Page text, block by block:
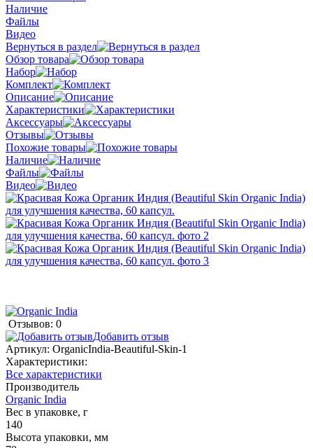
Наличие
Файлы
Видео
Вернуться в раздел
Обзор товара
Набор
Комплект
Описание
Характеристики
Аксессуары
Отзывы
Похожие товары
Наличие
Файлы
Видео
Отзывов: 0
Добавить отзыв
Артикул: OrganicIndia-Beautiful-Skin-1
Характеристики:
Все характеристики
Производитель
Organic India
Вес в упаковке, г
140
Высота упаковки, мм